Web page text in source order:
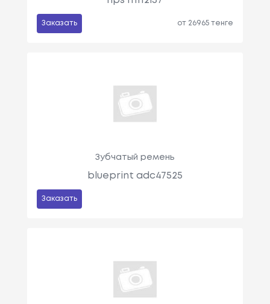
Заказать от 26965 тенге
Зубчатый ремень
blueprint adc47525
Заказать